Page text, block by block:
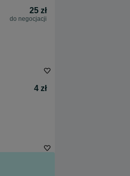
25 zł
do negocjacji
4 zł